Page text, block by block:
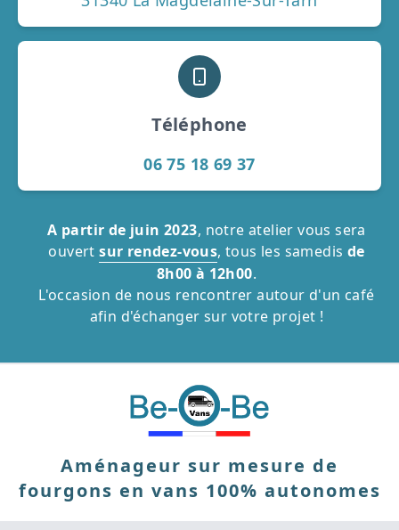
Téléphone
06 75 18 69 37
A partir de juin 2023, notre atelier vous sera
ouvertsur rendez-vous, tous les samedis de
8h00 à 12h00.
L'occasion de nous rencontrer autour d'un café
afin d'échanger sur votre projet !
Aménageur sur mesure de
fourgons en vans 100% autonomes